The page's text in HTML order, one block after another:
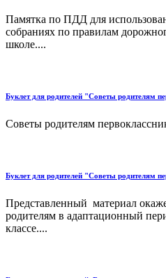
Памятка по ПДД для
собраниях по правилам
школе....
Буклет для родителей "Советы родителям
Советы родителям
Буклет для родителей "Советы родителям
Представленный материал
родителям в адаптационный
классе....